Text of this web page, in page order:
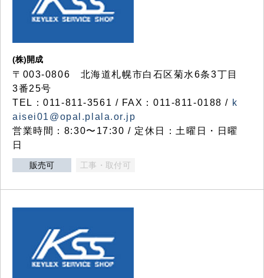
(株)開成
〒003-0806 北海道札幌市白石区菊水6条3丁目
3番25号
TEL：011-811-3561 / FAX：011-811-0188 / k
aisei01@opal.plala.or.jp
営業時間：8:30〜17:30 / 定休日：土曜日・日曜
日
販売可 工事・取付可